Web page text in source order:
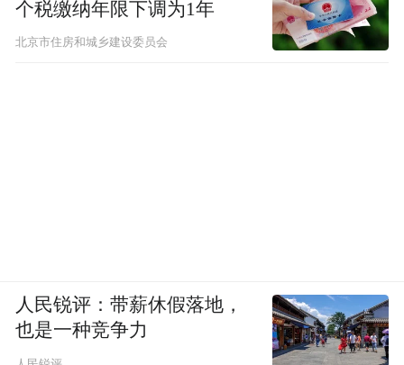
个税缴纳年限下调为1年
北京市住房和城乡建设委员会
人民锐评：带薪休假落地，
也是一种竞争力